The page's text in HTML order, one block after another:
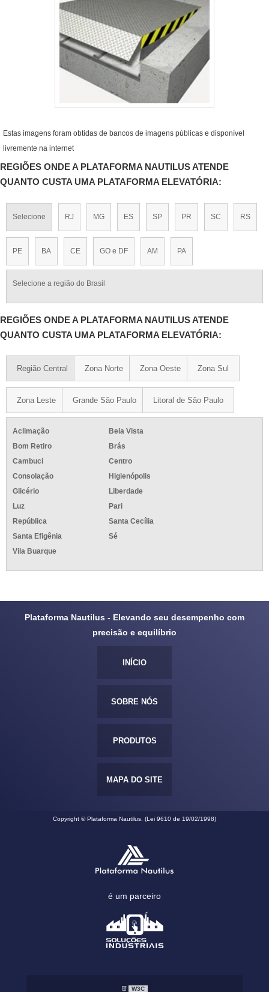
Estas imagens foram obtidas de bancos de imagens públicas e disponível
livremente na internet
REGIÕES ONDE A PLATAFORMA NAUTILUS ATENDE
QUANTO CUSTA UMA PLATAFORMA ELEVATÓRIA:
Selecione RJ MG ES SP PR SC RS
PE BA CE GO e DF AM PA
Selecione a região do Brasil
REGIÕES ONDE A PLATAFORMA NAUTILUS ATENDE
QUANTO CUSTA UMA PLATAFORMA ELEVATÓRIA:
Região Central Zona Norte Zona Oeste Zona Sul
Zona Leste Grande São Paulo Litoral de São Paulo
Aclimação
Bela Vista
Bom Retiro
Brás
Cambuci
Centro
Consolação
Higienópolis
Glicério
Liberdade
Luz
Pari
República
Santa Cecília
Santa Efigênia
Sé
Vila Buarque
Plataforma Nautilus - Elevando seu desempenho com
precisão e equilíbrio
INÍCIO
SOBRE NÓS
PRODUTOS
MAPA DO SITE
Copyright © Plataforma Nautilus. (Lei 9610 de 19/02/1998)
é um parceiro
W3C